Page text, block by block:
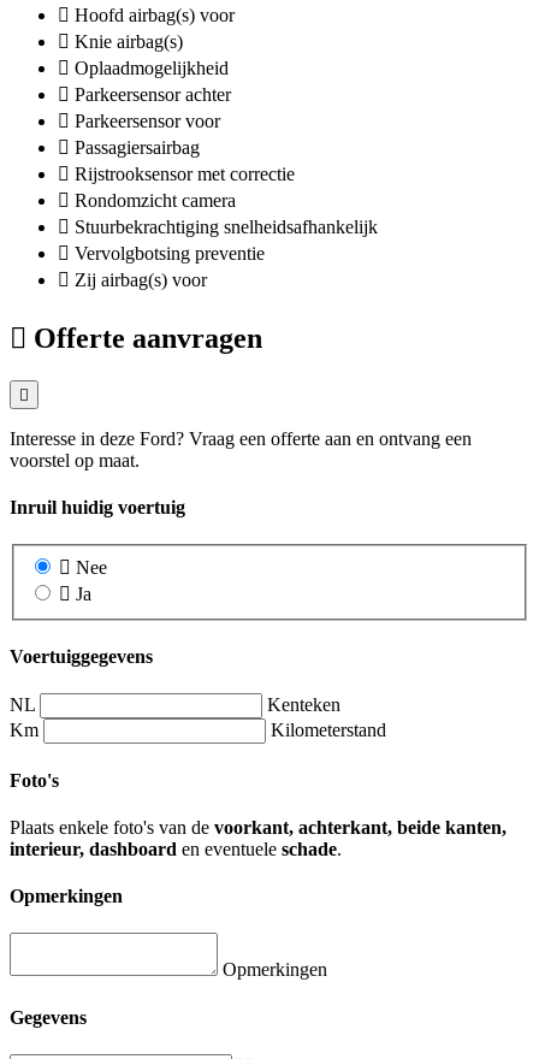
Hoofd airbag(s) voor
Knie airbag(s)
Oplaadmogelijkheid
Parkeersensor achter
Parkeersensor voor
Passagiersairbag
Rijstrooksensor met correctie
Rondomzicht camera
Stuurbekrachtiging snelheidsafhankelijk
Vervolgbotsing preventie
Zij airbag(s) voor
Offerte aanvragen
Interesse in deze Ford? Vraag een offerte aan en ontvang een
voorstel op maat.
Inruil huidig voertuig
Nee
Ja
Voertuiggegevens
NL
Kenteken
Km
Kilometerstand
Foto's
Plaats enkele foto's van de voorkant, achterkant, beide kanten,
interieur, dashboard en eventuele schade.
Opmerkingen
Opmerkingen
Gegevens